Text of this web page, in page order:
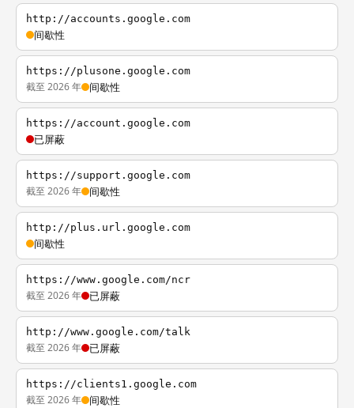
http://accounts.google.com
间歇性
https://plusone.google.com
截至 2026 年 间歇性
https://account.google.com
已屏蔽
https://support.google.com
截至 2026 年 间歇性
http://plus.url.google.com
间歇性
https://www.google.com/ncr
截至 2026 年 已屏蔽
http://www.google.com/talk
截至 2026 年 已屏蔽
https://clients1.google.com
截至 2026 年 间歇性